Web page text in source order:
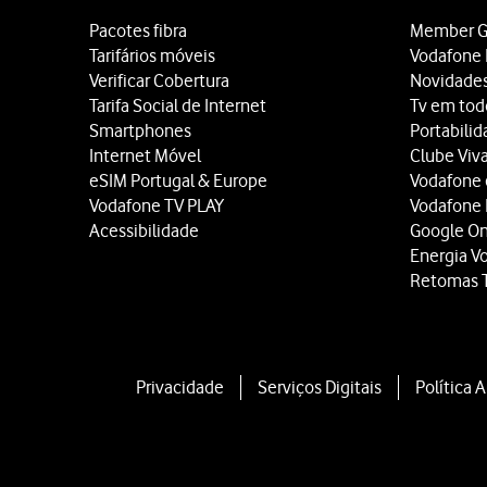
Pacotes fibra
Tarifários móveis
Verificar Cobertura
Tarifa Social de Internet
Smartphones
Internet Móvel
eSIM Portugal & Europe
Vodafone TV PLAY
Acessibilidade
Member
Vodafone
Tv em
Clube Viva
Vodafone
Vodafone
Google
Energia
Retomas
Privacidade Serviços Digitais Política